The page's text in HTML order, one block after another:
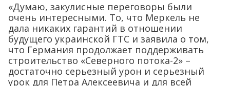
«Думаю, закулисные переговоры были
очень интересными. То, что Меркель не
дала никаких гарантий в отношении
будущего украинской ГТС и заявила о том,
что Германия продолжает поддерживать
строительство «Северного потока-2» –
достаточно серьезный урон и серьезный
урок для Петра Алексеевича и для всей